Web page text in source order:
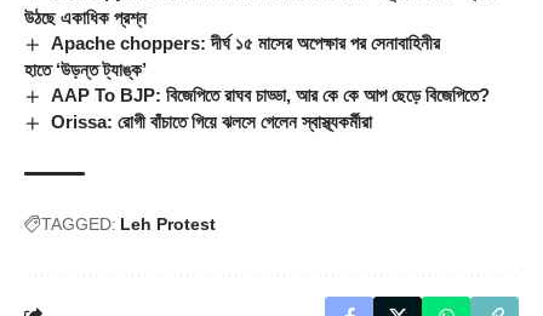
উঠছে একাধিক প্রশ্ন
Apache choppers: দীর্ঘ ১৫ মাসের অপেক্ষার পর সেনাবাহিনীর
হাতে ‘উড়ন্ত ট্যাঙ্ক’
AAP To BJP: বিজেপিতে রাঘব চাড্ডা, আর কে কে আপ ছেড়ে বিজেপিতে?
Orissa: রোগী বাঁচাতে গিয়ে ঝলসে গেলেন স্বাস্থ্যকর্মীরা
TAGGED: Leh Protest